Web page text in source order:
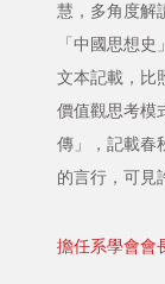
慧，多角度解
「中國思想
文本記載，比
價值觀思考模
傳」，記載春
的言行，可見
擔任系學會